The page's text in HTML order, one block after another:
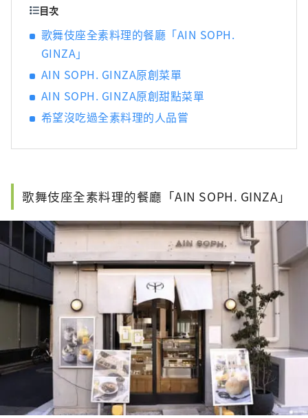
目次
歌舞伎座全素料理的餐廳「AIN SOPH.
GINZA」
AIN SOPH. GINZA原創菜單
AIN SOPH. GINZA原創甜點菜單
希望沒吃過全素料理的人品嘗
歌舞伎座全素料理的餐廳「AIN SOPH. GINZA」